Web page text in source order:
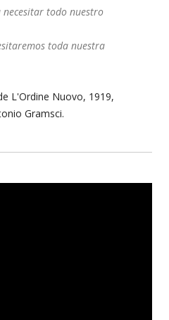
todo nuestro
toda nuestra
L'Ordine Nuovo, 1919,
Gramsci.